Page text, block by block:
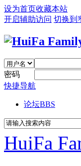
设为首页收藏本站
开启辅助访问 切换到
密码
快捷导航
论坛BBS
HuiFa